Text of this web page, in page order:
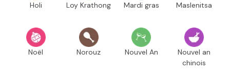
Holi Loy Krathong Mardi gras Maslenitsa
Noël Norouz Nouvel An
Nouvel an
chinois